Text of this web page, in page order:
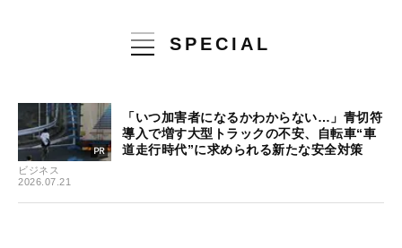
SPECIAL
ビジネス
2026.07.21
「いつ加害者になるかわからない…」青切符
導入で増す大型トラックの不安、自転車“車
道走行時代”に求められる新たな安全対策